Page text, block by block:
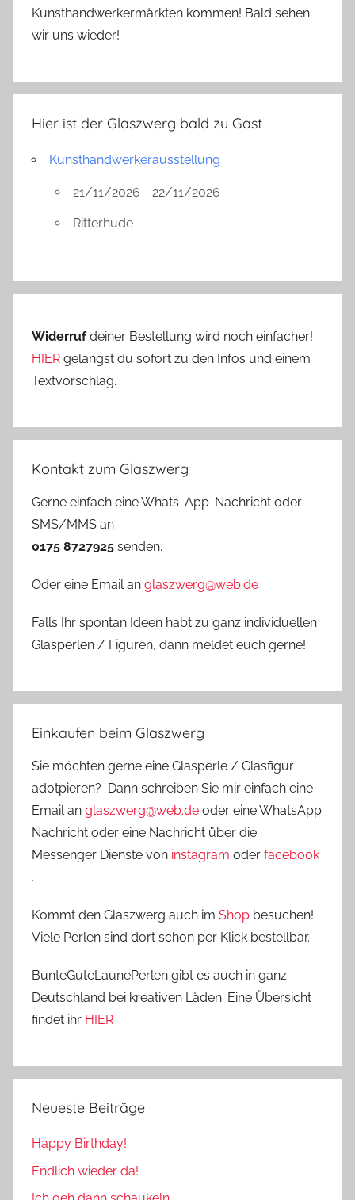
Kunsthandwerkermärkten kommen! Bald sehen
wir uns wieder!
Hier ist der Glaszwerg bald zu Gast
Kunsthandwerkerausstellung
21/11/2026 - 22/11/2026
Ritterhude
Widerrufdeiner Bestellung wird noch einfacher!
HIER gelangst du sofort zu den Infos und einem
Textvorschlag.
Kontakt zum Glaszwerg
Gerne einfach eine Whats-App-Nachricht oder
SMS/MMS an
0175 8727925 senden.
Oder eine Email an glaszwerg@web.de
Falls Ihr spontan Ideen habt zu ganz individuellen
Glasperlen / Figuren, dann meldet euch gerne!
Einkaufen beim Glaszwerg
Sie möchten gerne eine Glasperle / Glasfigur
adotpieren? Dann schreiben Sie mir einfach eine
Email an glaszwerg@web.de oder eine WhatsApp
Nachricht oder eine Nachricht über die
Messenger Dienste von instagram oder facebook
.
Kommt den Glaszwerg auch im Shop besuchen!
Viele Perlen sind dort schon per Klick bestellbar.
BunteGuteLaunePerlen gibt es auch in ganz
Deutschland bei kreativen Läden. Eine Übersicht
findet ihr HIER
Neueste Beiträge
Happy Birthday!
Endlich wieder da!